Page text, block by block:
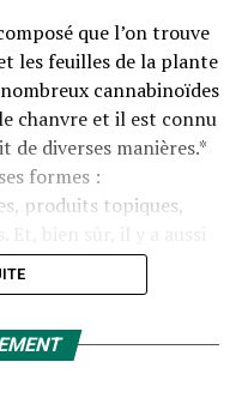
que l’on trouve
les feuilles de la plante
cannabinoïdes
chanvre et il est connu
de diverses manières.*
formes :
produits topiques,
offrent une nouvelle